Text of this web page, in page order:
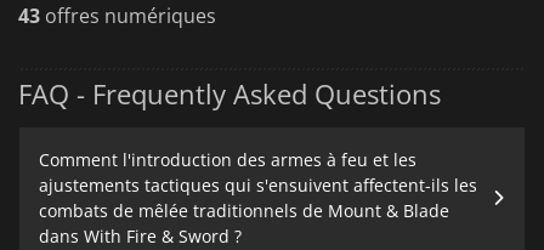
43 offres numériques
FAQ - Frequently Asked Questions
Comment l'introduction des armes à feu et les
ajustements tactiques qui s'ensuivent affectent-ils les
combats de mêlée traditionnels de Mount & Blade
dans With Fire & Sword ?